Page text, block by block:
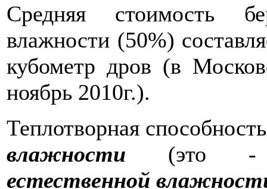
Средняя стоимость
влажности (50%)
кубометр дров (в
ноябрь 2010г.).
Теплотворная
влажности (это -
естественной